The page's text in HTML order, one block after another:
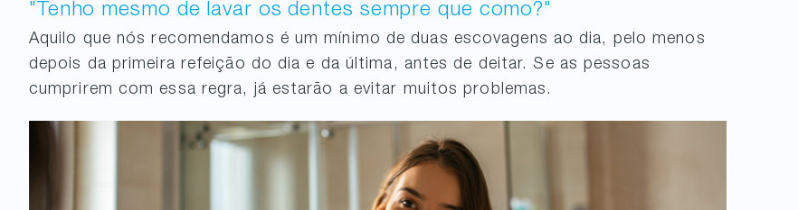
"Tenho mesmo de lavar os dentes sempre que como?"
Aquilo que nós recomendamos é um mínimo de duas escovagens ao dia, pelo menos
depois da primeira refeição do dia e da última, antes de deitar. Se as pessoas
cumprirem com essa regra, já estarão a evitar muitos problemas.